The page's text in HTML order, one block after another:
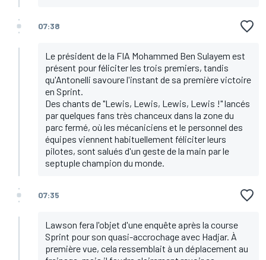
07:38
Le président de la FIA Mohammed Ben Sulayem est
présent pour féliciter les trois premiers, tandis
qu'Antonelli savoure l'instant de sa première victoire
en Sprint.
Des chants de "Lewis, Lewis, Lewis, Lewis !" lancés
par quelques fans très chanceux dans la zone du
parc fermé, où les mécaniciens et le personnel des
équipes viennent habituellement féliciter leurs
pilotes, sont salués d'un geste de la main par le
septuple champion du monde.
07:35
Lawson fera l'objet d'une enquête après la course
Sprint pour son quasi-accrochage avec Hadjar. À
première vue, cela ressemblait à un déplacement au